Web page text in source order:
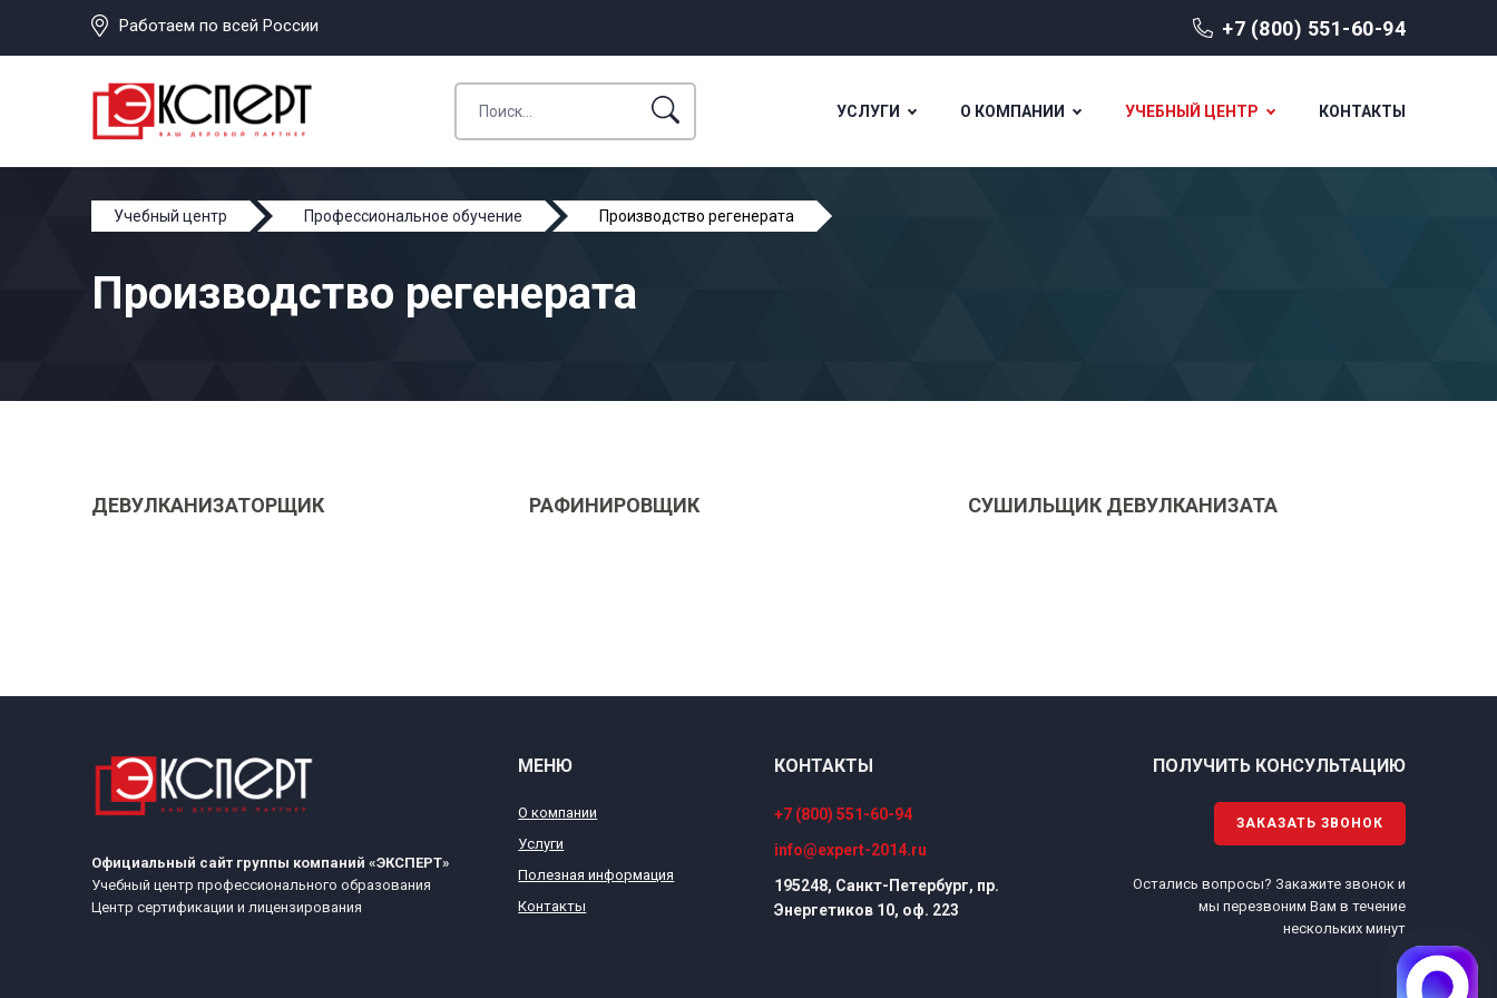
Работаем по всей России +7 (800) 551-60-94
УСЛУГИ О КОМПАНИИ УЧЕБНЫЙ ЦЕНТР КОНТАКТЫ
Учебный центр Профессиональное обучение Производство регенерата
Производство регенерата
ДЕВУЛКАНИЗАТОРЩИК РАФИНИРОВЩИК СУШИЛЬЩИК ДЕВУЛКАНИЗАТА
Официальный сайт группы компаний «ЭКСПЕРТ»
Учебный центр профессионального образования
Центр сертификации и лицензирования
МЕНЮ
О компании
Услуги
Полезная информация
Контакты
КОНТАКТЫ
+7 (800) 551-60-94
info@expert-2014.ru
195248, Санкт-Петербург, пр.
Энергетиков 10, оф. 223
ПОЛУЧИТЬ КОНСУЛЬТАЦИЮ
ЗАКАЗАТЬ ЗВОНОК
Остались вопросы? Закажите звонок и
мы перезвоним Вам в течение
нескольких минут